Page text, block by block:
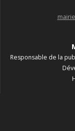
Responsable de la